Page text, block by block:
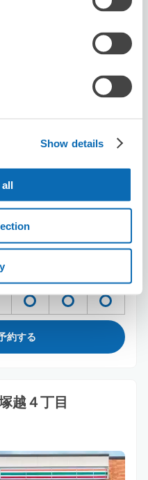
Show details
場東中
ズ:3
8/11火 8/12水 8/13木
約する
越４丁目